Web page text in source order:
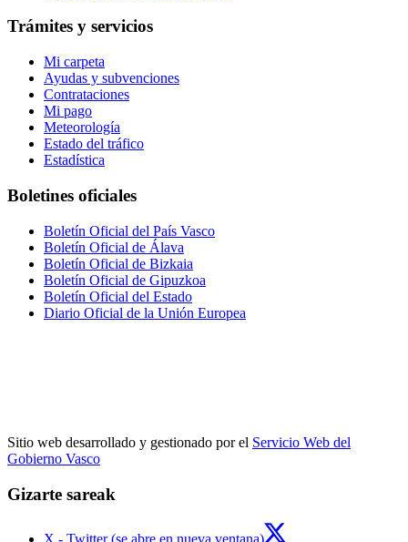
Trámites y servicios
Mi carpeta
Ayudas y subvenciones
Contrataciones
Mi pago
Meteorología
Estado del tráfico
Estadística
Boletines oficiales
Boletín Oficial del País Vasco
Boletín Oficial de Álava
Boletín Oficial de Bizkaia
Boletín Oficial de Gipuzkoa
Boletín Oficial del Estado
Diario Oficial de la Unión Europea
Sitio web desarrollado y gestionado por el Servicio Web del
Gobierno Vasco
Gizarte sareak
X - Twitter (se abre en nueva ventana)